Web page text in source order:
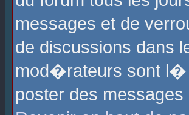
messages et de
de discussions
mod�rateurs sont
poster des